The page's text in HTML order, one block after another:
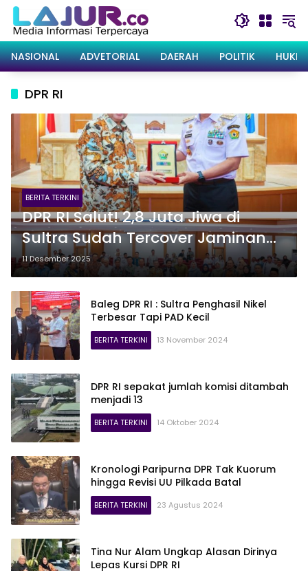
Langsung
konten
NASIONAL
ADVETORIAL DAERAH POLITIK
DPR RI
BERITA TERKINI
DPR RI Salut! 2,8 Juta Jiwa di
Sultra Sudah Tercover Jaminan
Kesehatan Nasional, Lampaui
Standar UHC
11 Desember 2025
Baleg DPR RI : Sultra Penghasil Nikel
Terbesar Tapi PAD Kecil
BERITA TERKINI 13 November 2024
DPR RI sepakat jumlah komisi ditambah
menjadi 13
BERITA TERKINI 14 Oktober 2024
Kronologi Paripurna DPR Tak Kuorum
hingga Revisi UU Pilkada Batal
BERITA TERKINI 23 Agustus 2024
Tina Nur Alam Ungkap Alasan Dirinya
Lepas Kursi DPR RI